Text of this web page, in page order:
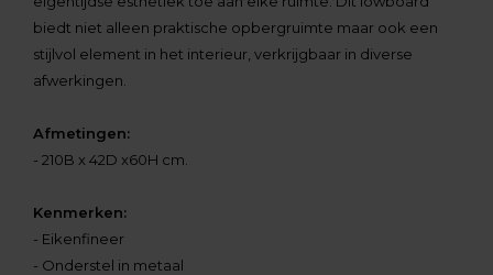
biedt niet alleen praktische opbergruimte maar ook een
stijlvol element in het interieur, verkrijgbaar in diverse
afwerkingen.
Afmetingen:
- 210B x 42D x60H cm.
Kenmerken:
- Eikenfineer
- Onderstel in metaal